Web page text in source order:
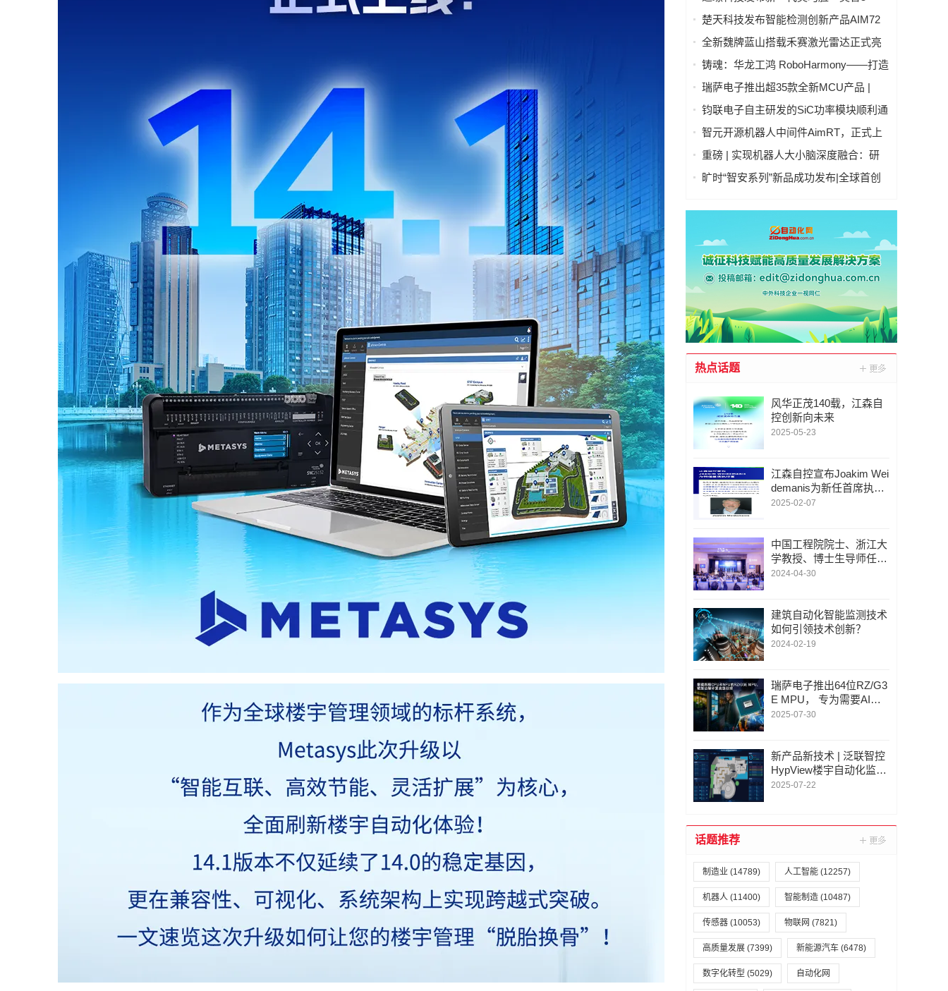
号」：开启人形机器人"生命感交互"新时
楚天科技发布智能检测创新产品AIM72
全自动灯检机
全新魏牌蓝山搭载禾赛激光雷达正式亮
相
铸魂：华龙工鸿 RoboHarmony——打造
自主可控工业操作系统硬核实力
瑞萨电子推出超35款全新MCU产品 |
RA4T1产品群、RA6T3产品群、RX26T
阵容
钧联电子自主研发的SiC功率模块顺利通
过AQG-324认证
智元开源机器人中间件AimRT，正式上
线！
重磅 | 实现机器人大小脑深度融合：研
华科技与国讯芯微联合发布Thor平台具
旷时“智安系列”新品成功发布|全球首创
热点话题
风华正茂140载，江森自
控创新向未来
2025-05-23
江森自控宣布Joakim Wei
demanis为新任首席执行
官
2025-02-07
中国工程院院士、浙江大
学教授、博士生导师任其
龙：探索绿色技术未来应
2024-04-30
建筑自动化智能监测技术
如何引领技术创新？
2024-02-19
瑞萨电子推出64位RZ/G3
E MPU， 专为需要AI加
速和边缘计算的高性能H
2025-07-30
新产品新技术 | 泛联智控
HypView楼宇自动化监控
软件：开启楼宇智慧运营
2025-07-22
话题推荐
制造业 (14789) 人工智能 (12257)
机器人 (11400) 智能制造 (10487)
传感器 (10053) 物联网 (7821)
高质量发展 (7399) 新能源汽车 (6478)
数字化转型 (5029) 自动化网